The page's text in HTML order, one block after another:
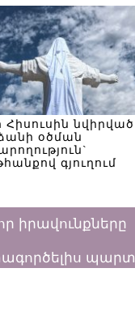
Հիսուսին նվիրված
օծման
գյուղում
իրավունքները